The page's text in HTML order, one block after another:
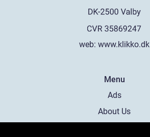
web: www.klikko.dk
Menu
Ads
About Us